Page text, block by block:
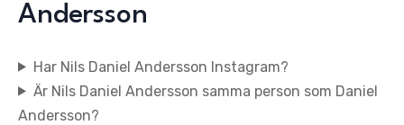
Andersson
Har Nils Daniel Andersson Instagram?
Är Nils Daniel Andersson samma person som Daniel
Andersson?